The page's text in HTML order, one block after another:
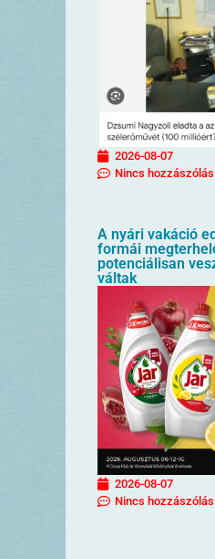
2026-08-07
Nincs hozzászólás
A nyári vakáció
formái
potenciálisan
váltak
2026-08-07
Nincs hozzászólás